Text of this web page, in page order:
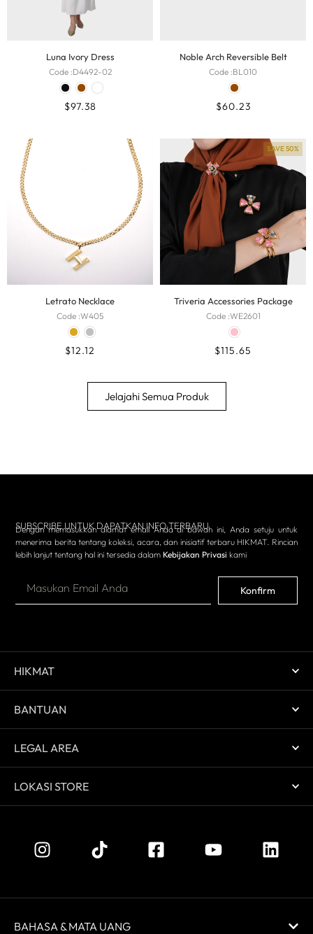
Luna Ivory Dress
Code :D4492-02
$97.38
Noble Arch Reversible Belt
Code :BL010
$60.23
Letrato Necklace
Code :W405
$12.12
SAVE 50%
Triveria Accessories Package
Code :WE2601
$115.65
Jelajahi Semua Produk
SUBSCRIBE UNTUK DAPATKAN INFO TERBARU
Dengan memasukkan alamat email Anda di bawah ini, Anda setuju untuk
menerima berita tentang koleksi, acara, dan inisiatif terbaru HIKMAT. Rincian
lebih lanjut tentang hal ini tersedia dalam Kebijakan Privasi kami
Konfirm
HIKMAT
BANTUAN
LEGAL AREA
LOKASI STORE
BAHASA & MATA UANG